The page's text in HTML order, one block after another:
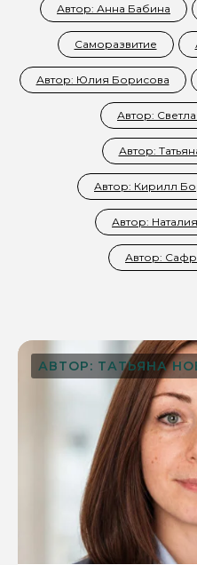
Автор: Анна Бабина
Саморазвитие
Автор: Юлия Борисова
Автор:
Автор:
Автор: Кирилл
Автор:
Автор:
АВТОР: ТАТЬЯНА